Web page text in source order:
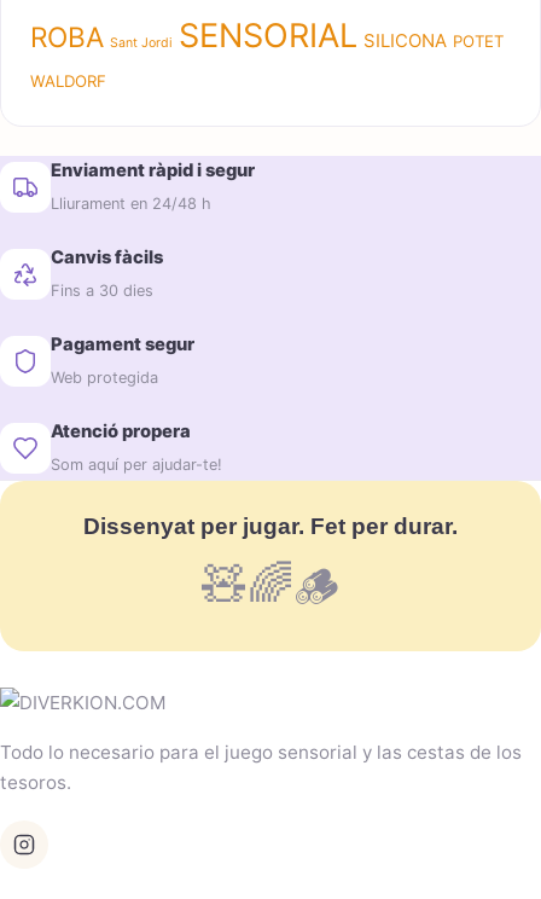
ROBA Sant Jordi SENSORIAL SILICONA POTET
WALDORF
Enviament ràpid i segur
Lliurament en 24/48 h
Canvis fàcils
Fins a 30 dies
Pagament segur
Web protegida
Atenció propera
Som aquí per ajudar-te!
Dissenyat per jugar. Fet per durar.
🧸🌈🪵
Todo lo necesario para el juego sensorial y las cestas de los
tesoros.